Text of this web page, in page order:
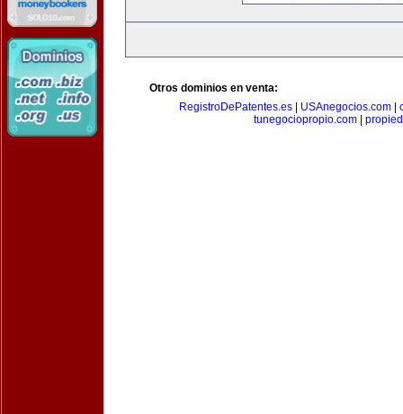
Otros dominios en venta:
RegistroDePatentes.es
USAnegocios.com
tunegociopropio.com|